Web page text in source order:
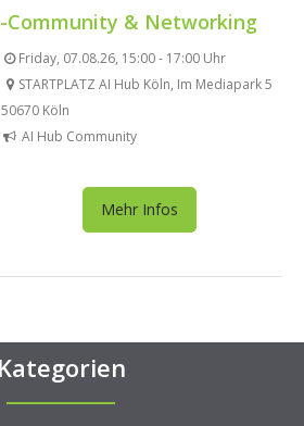
Community & Networking
Friday, 07.08.26, 15:00 - 17:00 Uhr
STARTPLATZ AI Hub Köln, Im Mediapark 5
50670 Köln
AI Hub Community
Mehr Infos
Kategorien